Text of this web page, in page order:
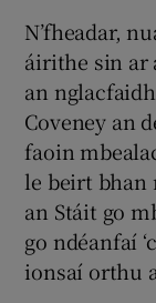
N’fheadar,
áirithe sin ar
an
Coveney an
faoin
le beirt bhan
an Stáit go
go ndéanfaí
ionsaí orthu